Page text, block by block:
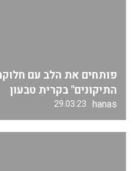
פותחים את הלב עם
התיקונים" בקרית טבעון
hanas
29.03.23